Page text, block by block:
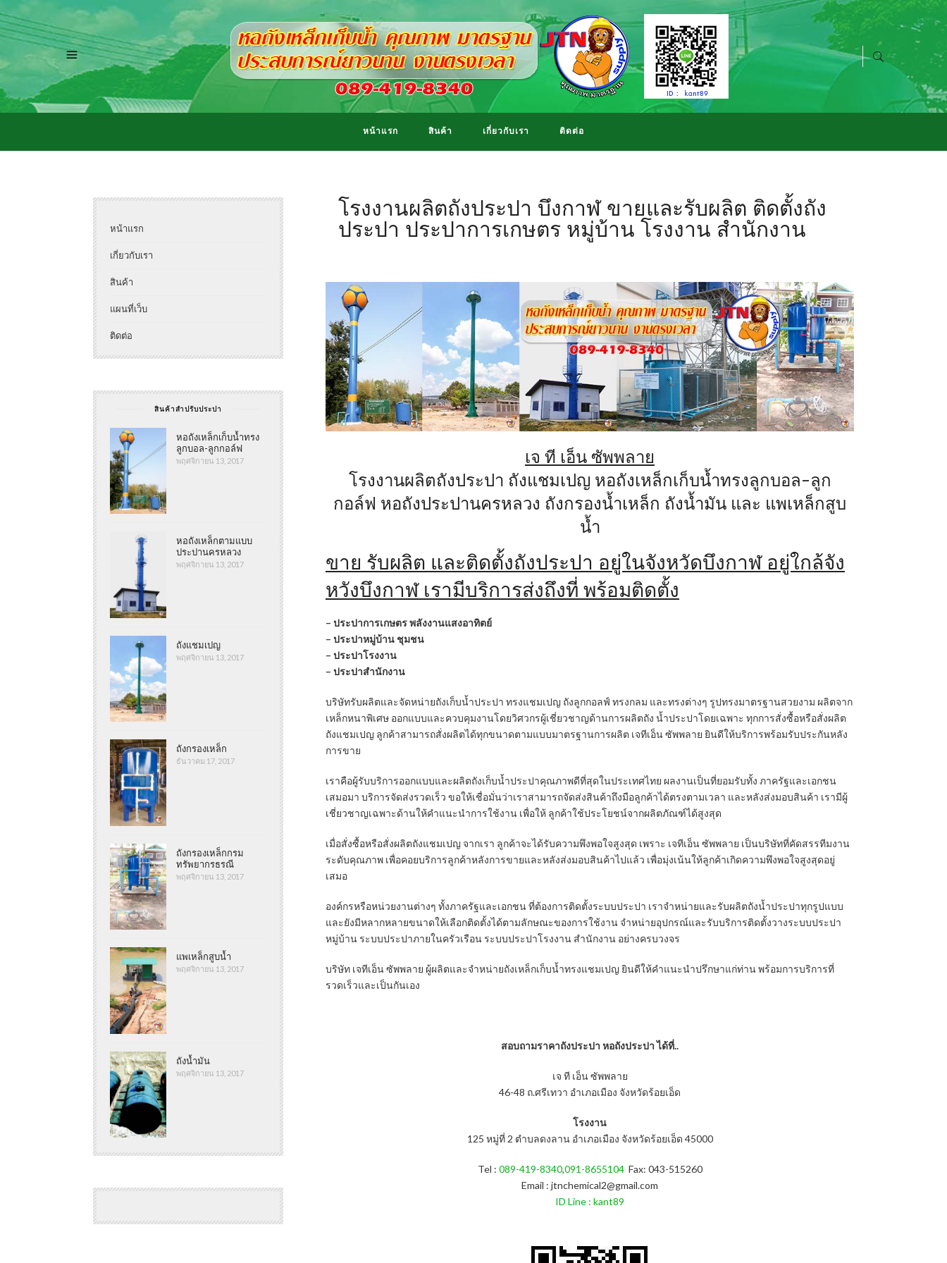
หน้าแรก สินค้า เกี่ยวกับเรา ติดต่อ
โรงงานผลิตถังประปา บึงกาฬ ขายและรับผลิต ติดตั้งถัง
ประปา ประปาการเกษตร หมู่บ้าน โรงงาน สำนักงาน
เจ ที เอ็น ซัพพลาย
โรงงานผลิตถังประปา ถังแชมเปญ หอถังเหล็กเก็บน้ำทรงลูกบอล-ลูก
กอล์ฟ หอถังประปานครหลวง ถังกรองน้ำเหล็ก ถังน้ำมัน และ แพเหล็กสูบ
น้ำ
ขาย รับผลิต และติดตั้งถังประปา อยู่ในจังหวัดบึงกาฬ อยู่ใกล้จัง
หวังบึงกาฬ เรามีบริการส่งถึงที่ พร้อมติดตั้ง
– ประปาการเกษตร พลังงานแสงอาทิตย์
– ประปาหมู่บ้าน ชุมชน
– ประปาโรงงาน
– ประปาสำนักงาน
บริษัทรับผลิตและจัดหน่ายถังเก็บน้ำประปา ทรงแชมเปญ ถังลูกกอลฟ์ ทรงกลม และทรงต่างๆ รูปทรงมาตรฐานสวยงาม ผลิตจาก
เหล็กหนาพิเศษ ออกแบบและควบคุมงานโดยวิศวกรผู้เชี่ยวชาญด้านการผลิตถัง น้ำประปาโดยเฉพาะ ทุกการสั่งซื้อหรือสั่งผลิต
ถังแชมเปญ ลูกค้าสามารถสั่งผลิตได้ทุกขนาดตามแบบมาตรฐานการผลิต เจทีเอ็น ซัพพลาย ยินดีให้บริการพร้อมรับประกันหลัง
การขาย
เราคือผู้รับบริการออกแบบและผลิตถังเก็บน้ำประปาคุณภาพดีที่สุดในประเทศไทย ผลงานเป็นที่ยอมรับทั้ง ภาครัฐและเอกชน
เสมอมา บริการจัดส่งรวดเร็ว ขอให้เชื่อมั่นว่าเราสามารถจัดส่งสินค้าถึงมือลูกค้าได้ตรงตามเวลา และหลังส่งมอบสินค้า เรามีผู้
เชี่ยวชาญเฉพาะด้านให้คำแนะนำการใช้งาน เพื่อให้ ลูกค้าใช้ประโยชน์จากผลิตภัณฑ์ได้สูงสุด
เมื่อสั่งซื้อหรือสั่งผลิตถังแชมเปญ จากเรา ลูกค้าจะได้รับความพึงพอใจสูงสุด เพราะ เจทีเอ็น ซัพพลาย เป็นบริษัทที่คัดสรรทีมงาน
ระดับคุณภาพ เพื่อคอยบริการลูกค้าหลังการขายและหลังส่งมอบสินค้าไปแล้ว เพื่อมุ่งเน้นให้ลูกค้าเกิดความพึงพอใจสูงสุดอยู่
เสมอ
องค์กรหรือหน่วยงานต่างๆ ทั้งภาครัฐและเอกชน ที่ต้องการติดตั้งระบบประปา เราจำหน่ายและรับผลิตถังน้ำประปาทุกรูปแบบ
และยังมีหลากหลายขนาดให้เลือกติดตั้งได้ตามลักษณะของการใช้งาน จำหน่ายอุปกรณ์และรับบริการติดตั้งวางระบบประปา
หมู่บ้าน ระบบประปาภายในครัวเรือน ระบบประปาโรงงาน สำนักงาน อย่างครบวงจร
บริษัท เจทีเอ็น ซัพพลาย ผู้ผลิตและจำหน่ายถังเหล็กเก็บน้ำทรงแชมเปญ ยินดีให้คำแนะนำปรึกษาแก่ท่าน พร้อมการบริการที่
รวดเร็วและเป็นกันเอง
สอบถามราคาถังประปา หอถังประปา ได้ที่..
เจ ที เอ็น ซัพพลาย
46-48 ถ.ศรีเทวา อำเภอเมือง จังหวัดร้อยเอ็ด
โรงงาน
125 หมู่ที่ 2 ตำบลดงลาน อำเภอเมือง จังหวัดร้อยเอ็ด 45000
Tel : 089-419-8340,091-8655104Fax: 043-515260
Email : jtnchemical2@gmail.com
ID Line : kant89
หน้าแรก
เกี่ยวกับเรา
สินค้า
แผนที่เว็บ
ติดต่อ
สินค้าสำปรับประปา
หอถังเหล็กเก็บน้ำทรง
ลูกบอล-ลูกกอล์ฟ
พฤศจิกายน 13, 2017
หอถังเหล็กตามแบบ
ประปานครหลวง
พฤศจิกายน 13, 2017
ถังแชมเปญ
พฤศจิกายน 13, 2017
ถังกรองเหล็ก
ธันวาคม 17, 2017
ถังกรองเหล็กกรม
ทรัพยากรธรณี
พฤศจิกายน 13, 2017
แพเหล็กสูบน้ำ
พฤศจิกายน 13, 2017
ถังน้ำมัน
พฤศจิกายน 13, 2017